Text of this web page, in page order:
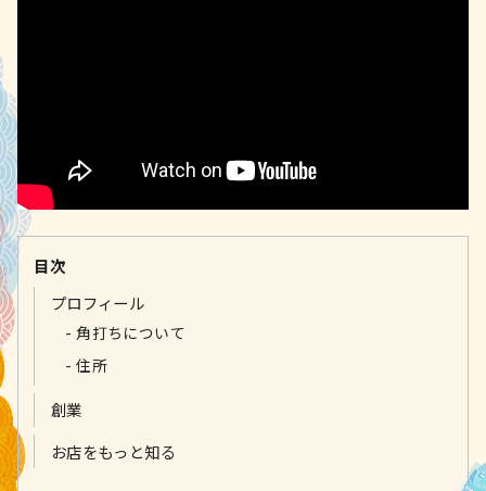
目次
プロフィール
角打ちについて
住所
創業
お店をもっと知る